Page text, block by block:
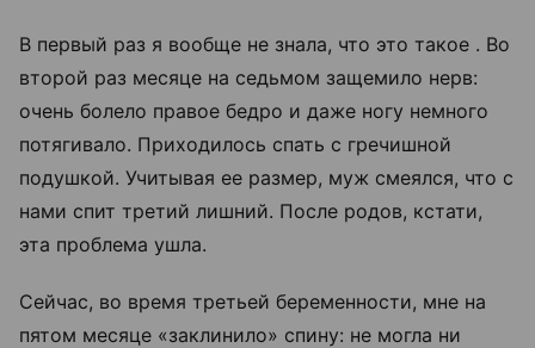
В первый раз я вообще не знала, что это такое . Во
второй раз месяце на седьмом защемило нерв:
очень болело правое бедро и даже ногу немного
потягивало. Приходилось спать с гречишной
подушкой. Учитывая ее размер, муж смеялся, что с
нами спит третий лишний. После родов, кстати,
эта проблема ушла.
Сейчас, во время третьей беременности, мне на
пятом месяце «заклинило» спину: не могла ни